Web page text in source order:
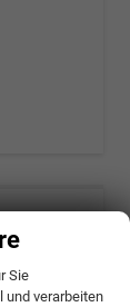
Sie
und verarbeiten